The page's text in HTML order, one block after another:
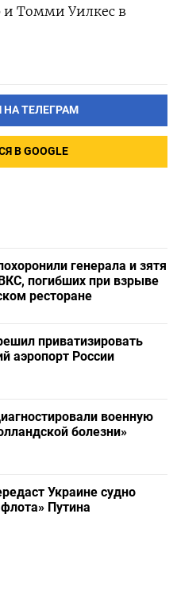
и Томми Уилкес в
ТЕЛЕГРАМ
В GOOGLE
генерала и зятя
погибших при взрыве
ресторане
приватизировать
аэропорт России
военную
болезни»
Украине судно
Путина